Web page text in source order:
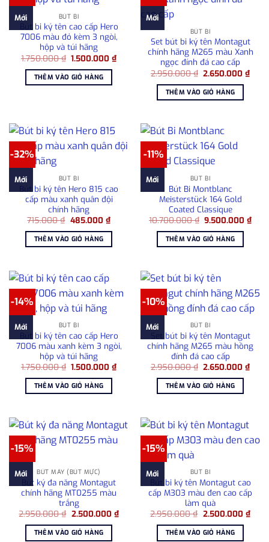
Mới BÚT BI
Bút bi ký tên cao cấp Hero
7006 màu đỏ kèm 3 ngòi,
hộp và túi hãng
1.750.000₫ Giá
là:
1.750.000 ₫.
1.500.000₫Giá
hiện
1.500.000 ₫.
THÊM VÀO GIỎ HÀNG
Mới
BÚT BI
Set bút bi ký tên Montagut
chính hãng M265 màu Xanh
ngọc đính đá cao cấp
2.950.000₫ Giá
là:
2.950.000 ₫.
2.650.000₫Giá
hiện
THÊM VÀO GIỎ HÀNG
-32%
Mới BÚT BI
Bút bi ký tên Hero 815 cao
cấp màu xanh quân đội
chính hãng
715.000₫ Giá
là:
715.000 ₫.
485.000 ₫Giá
hiện
tại
485.000 ₫.
THÊM VÀO GIỎ HÀNG
-11%
Mới BÚT BI
Bút Bi Montblanc
Meisterstück 164 Gold
Coated Classique
10.700.000₫ Giá
là:
10.700.000 ₫.
9.500.000₫Giá
hiện
THÊM VÀO GIỎ HÀNG
-14%
Mới BÚT BI
Bút bi ký tên cao cấp Hero
7006 màu xanh kèm 3 ngòi,
hộp và túi hãng
1.750.000₫ Giá
là:
1.750.000 ₫.
1.500.000₫Giá
hiện
1.500.000 ₫.
THÊM VÀO GIỎ HÀNG
-10%
Mới BÚT BI
Set bút bi ký tên Montagut
chính hãng M265 màu hồng
đính đá cao cấp
2.950.000₫ Giá
là:
2.950.000 ₫.
2.650.000₫Giá
hiện
THÊM VÀO GIỎ HÀNG
-15%
Mới BÚT MÁY (BÚT MỰC)
Bút ký đa năng Montagut
chính hãng MT0255 màu
trắng
2.950.000₫ Giá
là:
2.950.000 ₫.
2.500.000 ₫Giá
THÊM VÀO GIỎ HÀNG
-15%
Mới BÚT BI
Bút bi ký tên Montagut cao
cấp M303 màu đen cao cấp
làm quà
2.950.000₫ Giá
là:
2.950.000 ₫.
2.500.000 ₫Giá
THÊM VÀO GIỎ HÀNG